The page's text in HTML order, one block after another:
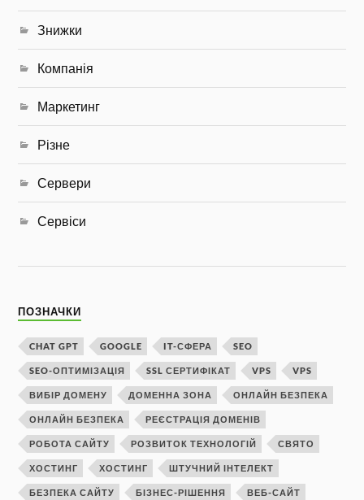
Знижки
Компанія
Маркетинг
Різне
Сервери
Сервіси
ПОЗНАЧКИ
CHAT GPT GOOGLE IT-СФЕРА SEO
SEO-ОПТИМІЗАЦІЯ SSL СЕРТИФІКАТ VPS VPS
ВИБІР ДОМЕНУ ДОМЕННА ЗОНА ОНЛАЙН БЕЗПЕКА
ОНЛАЙН БЕЗПЕКА РЕЄСТРАЦІЯ ДОМЕНІВ
РОБОТА САЙТУ РОЗВИТОК ТЕХНОЛОГІЙ СВЯТО
ХОСТИНГ ХОСТИНГ ШТУЧНИЙ ІНТЕЛЕКТ
БЕЗПЕКА САЙТУ БІЗНЕС-РІШЕННЯ ВЕБ-САЙТ